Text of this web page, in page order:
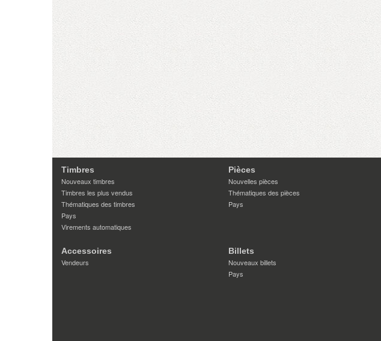
Timbres
Nouveaux timbres
Timbres les plus vendus
Thématiques des timbres
Pays
Virements automatiques
Pièces
Nouvelles pièces
Thématiques des pièces
Pays
Accessoires
Vendeurs
Billets
Nouveaux billets
Pays